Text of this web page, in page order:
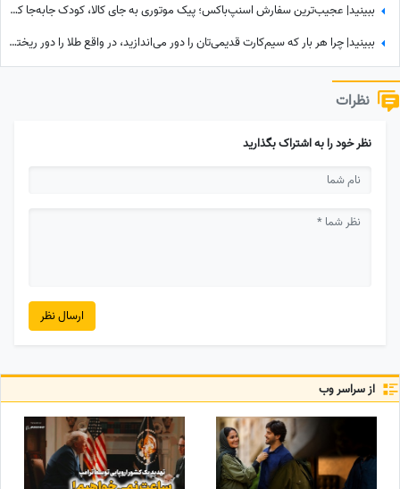
ببینید| عجیب‌ترین سفارش اسنپ‌باکس؛ پیک موتوری به جای کالا، کودک جابه‌جا کرد!
ببینید| چرا هر بار که سیم‌کارت قدیمی‌تان را دور می‌اندازید، در واقع طلا را دور ریخته‌اید؟
نظرات
نظر خود را به اشتراک بگذارید
ارسال نظر
از سراسر وب